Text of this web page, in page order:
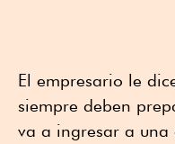
El empresario le
siempre deben
va a ingresar a una